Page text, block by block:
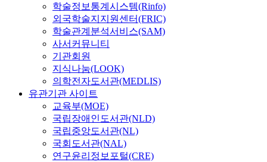
학술정보통계시스템(Rinfo)
외국학술지지원센터(FRIC)
학술관계분석서비스(SAM)
사서커뮤니티
기관회원
지식나눔(LOOK)
의학전자도서관(MEDLIS)
유관기관 사이트
교육부(MOE)
국립장애인도서관(NLD)
국립중앙도서관(NL)
국회도서관(NAL)
연구윤리정보포털(CRE)